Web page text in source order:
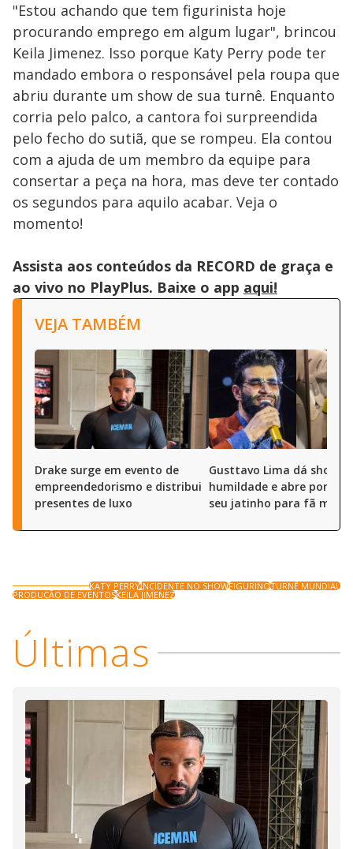
"Estou achando que tem figurinista hoje
procurando emprego em algum lugar", brincou
Keila Jimenez. Isso porque Katy Perry pode ter
mandado embora o responsável pela roupa que
abriu durante um show de sua turnê. Enquanto
corria pelo palco, a cantora foi surpreendida
pelo fecho do sutiã, que se rompeu. Ela contou
com a ajuda de um membro da equipe para
consertar a peça na hora, mas deve ter contado
os segundos para aquilo acabar. Veja o
momento!
Assista aos conteúdos da RECORD de graça e
ao vivo no PlayPlus. Baixe o app aqui!
VEJA TAMBÉM
Drake surge em evento de
empreendedorismo e distribui
presentes de luxo
Gusttavo Lima dá show
humildade e abre portas
seu jatinho para fã mirim
KATY PERRYINCIDENTE NO SHOWFIGURINOTURNÊ MUNDIAL
PRODUÇÃO DE EVENTOSKEILA JIMENEZ
Últimas